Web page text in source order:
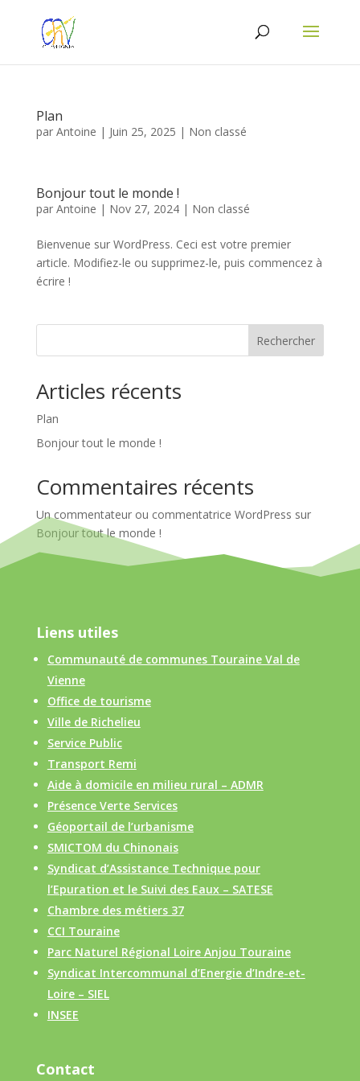
Plan
par Antoine | Juin 25, 2025 | Non classé
Bonjour tout le monde !
par Antoine | Nov 27, 2024| Non classé
Bienvenue sur WordPress. Ceci est votre premier
article. Modifiez-le ou supprimez-le, puis commencez à
écrire !
Rechercher
Articles récents
Plan
Bonjour tout le monde !
Commentaires récents
Un commentateur ou commentatrice WordPress sur
Bonjour tout le monde !
Liens utiles
Communauté de communes Touraine Val de
Vienne
Office de tourisme
Ville de Richelieu
Service Public
Transport Remi
Aide à domicile en milieu rural – ADMR
Présence Verte Services
Géoportail de l’urbanisme
SMICTOM du Chinonais
Syndicat d’Assistance Technique pour
l’Epuration et le Suivi des Eaux – SATESE
Chambre des métiers 37
CCI Touraine
Parc Naturel Régional Loire Anjou Touraine
Syndicat Intercommunal d’Energie d’Indre-et-
Loire – SIEL
INSEE
Contact